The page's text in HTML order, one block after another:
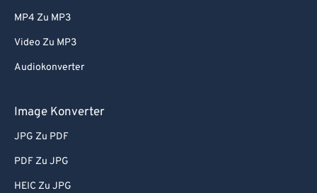
MP4 Zu MP3
Video Zu MP3
Audiokonverter
Image Konverter
JPG Zu PDF
PDF Zu JPG
HEIC Zu JPG